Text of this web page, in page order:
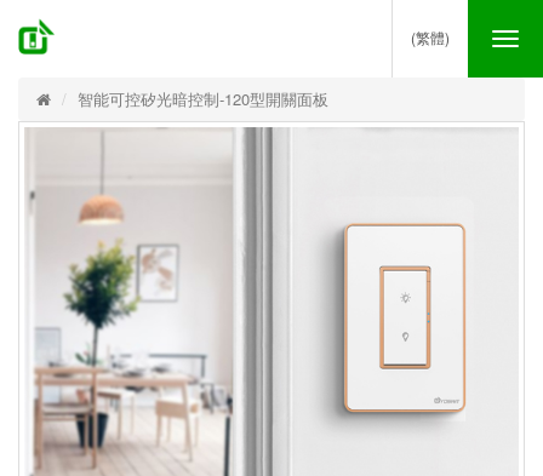
(繁體)
智能可控矽光暗控制-120型開關面板